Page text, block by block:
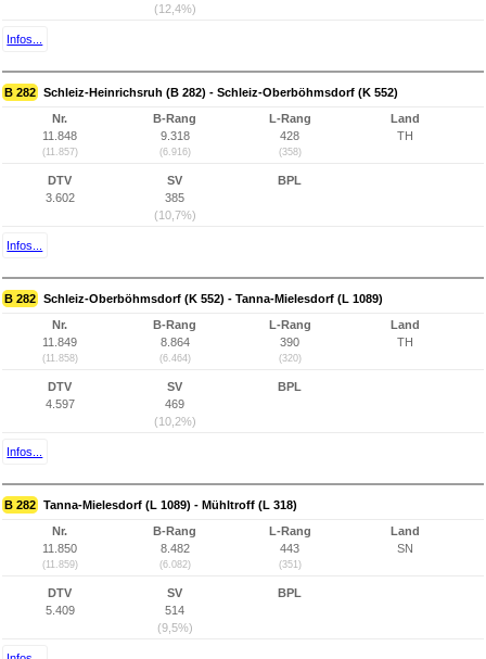
(12,4%)
Infos...
B 282 Schleiz-Heinrichsruh (B 282) - Schleiz-Oberböhmsdorf (K 552)
Nr.
11.848
(11.857)
B-Rang
9.318
(6.916)
L-Rang
428
(358)
Land
TH
DTV
3.602
SV
385
(10,7%)
BPL
Infos...
B 282 Schleiz-Oberböhmsdorf (K 552) - Tanna-Mielesdorf (L 1089)
Nr.
11.849
(11.858)
B-Rang
8.864
(6.464)
L-Rang
390
(320)
Land
TH
DTV
4.597
SV
469
(10,2%)
BPL
Infos...
B 282 Tanna-Mielesdorf (L 1089) - Mühltroff (L 318)
Nr.
11.850
(11.859)
B-Rang
8.482
(6.082)
L-Rang
443
(351)
Land
SN
DTV
5.409
SV
514
(9,5%)
BPL